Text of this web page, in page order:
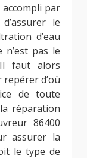
par
le
d’eau
pas le
faut alors
d’où
de toute
réparation
86400
assurer la
le type de